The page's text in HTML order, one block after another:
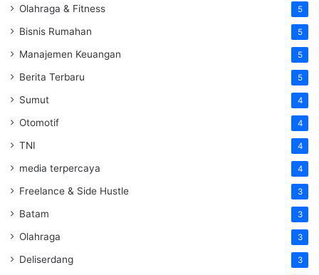
Olahraga & Fitness 5
Bisnis Rumahan 5
Manajemen Keuangan 5
Berita Terbaru 5
Sumut 4
Otomotif 4
TNI 4
media terpercaya 4
Freelance & Side Hustle 3
Batam 3
Olahraga 3
Deliserdang 3